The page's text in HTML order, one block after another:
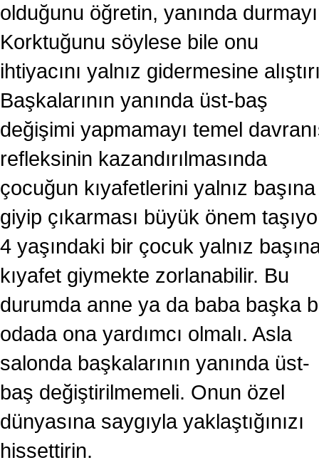
olduğunu öğretin, yanında
Korktuğunu söylese bile onu
ihtiyacını yalnız gidermesine
Başkalarının yanında üst-baş
değişimi yapmamayı temel
refleksinin kazandırılmasında
çocuğun kıyafetlerini yalnız başına
giyip çıkarması büyük önem
4 yaşındaki bir çocuk yalnız
kıyafet giymekte zorlanabilir. Bu
durumda anne ya da baba başka
odada ona yardımcı olmalı. Asla
salonda başkalarının yanında üst-
baş değiştirilmemeli. Onun özel
dünyasına saygıyla yaklaştığınızı
hissettirin.